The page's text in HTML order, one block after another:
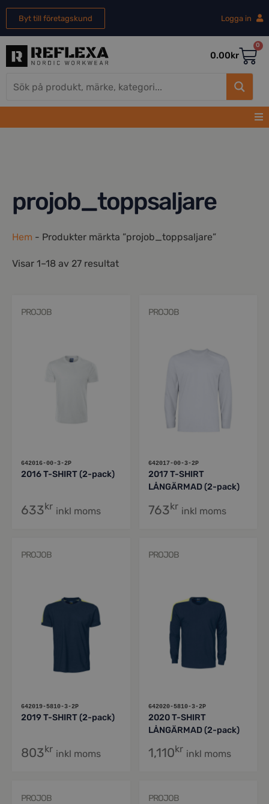
Byt till företagskund Logga in
0.00kr
0
projob_toppsaljare
Hem - Produkter märkta ”projob_toppsaljare”
Visar 1–18 av 27 resultat
PROJOB
642016-00-3-2P
2016 T-SHIRT (2-pack)
633kr inkl moms
PROJOB
642017-00-3-2P
2017 T-SHIRT
LÅNGÄRMAD (2-pack)
763kr inkl moms
PROJOB
642019-5810-3-2P
2019 T-SHIRT (2-pack)
803kr inkl moms
PROJOB
642020-5810-3-2P
2020 T-SHIRT
LÅNGÄRMAD (2-pack)
1,110kr inkl moms
PROJOB PROJOB